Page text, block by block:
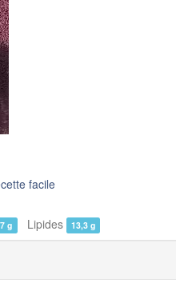
facile
g Lipides 13,3 g